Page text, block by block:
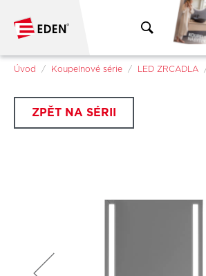
Jsi tady:
Úvod Koupelnové série LED ZRCADLA
ZPĚT NA SÉRII